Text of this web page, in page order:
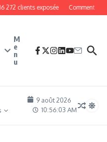
clients exposée Comment
M
e
n
u
9 août 2026
10:56:04 AM